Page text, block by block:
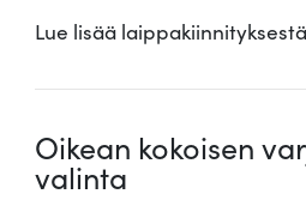
Lue lisää laippakiinnityksestä
Oikean kokoisen
valinta